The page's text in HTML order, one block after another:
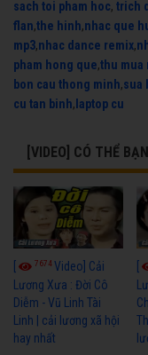
sach toi pham hoc, trich
flan,the hinh,nhac que
mp3,nhac dance remix,
pham hong que,thu mua
bon cau thong minh,sua
cu tan binh, laptop cu
[VIDEO] CÓ THỂ
7674Video] Cải
Lương Xưa : Đời Cô
Diễm - Vũ Linh Tài
Linh | cải lương xã hội
hay nhất